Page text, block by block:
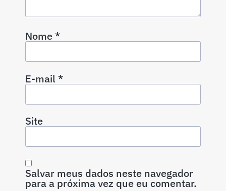
Nome*
E-mail*
Site
Salvar meus dados neste navegador
para a próxima vez que eu comentar.